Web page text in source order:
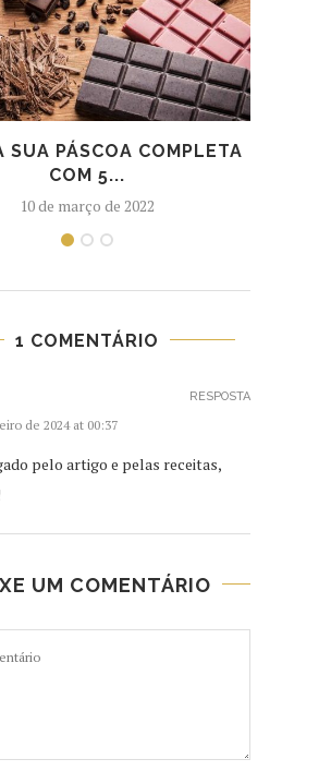
SUA PÁSCOA COMPLETA
COM 5...
10 de março de 2022
1 COMENTÁRIO
de 2024 at 00:37
pelo artigo e pelas receitas,
RESPOSTA
UM COMENTÁRIO